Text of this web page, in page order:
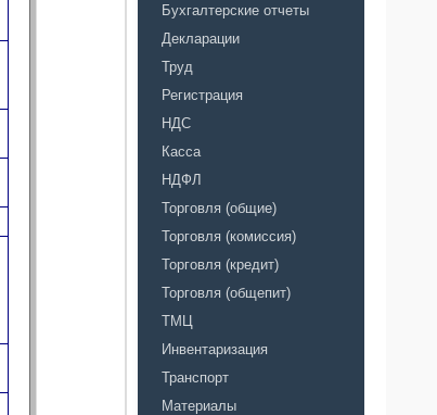
Бухгалтерские отчеты
Декларации
Труд
Регистрация
НДС
Касса
НДФЛ
Торговля (общие)
Торговля (комиссия)
Торговля (кредит)
Торговля (общепит)
ТМЦ
Инвентаризация
Транспорт
Материалы